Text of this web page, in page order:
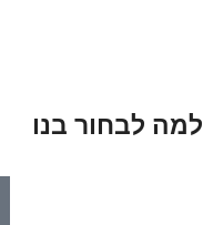
למה לבחור בנו